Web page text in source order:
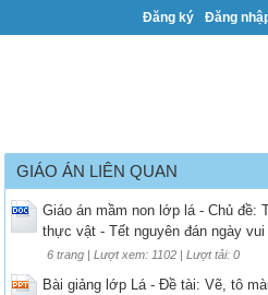
Đăng ký Đăng
GIÁO ÁN LIÊN QUAN
Giáo án mầm non lớp lá - Chủ đề:
thực vật - Tết nguyên đán ngày
6 trang | Lượt xem: 1102 | Lượt tải: 0
Bài giảng lớp Lá - Đề tài: Vẽ, tô